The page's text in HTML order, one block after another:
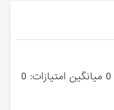
0 میانگین امتیازات: 0